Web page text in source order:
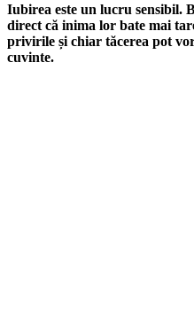
Iubirea este un lucru sensibil.
direct că inima lor bate mai
privirile și chiar tăcerea pot
cuvinte.